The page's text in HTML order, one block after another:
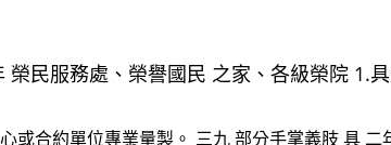
榮民服務處、榮譽國民 之家、各級榮院 1.
或合約單位專業量製。 三九 部分手掌義肢 具